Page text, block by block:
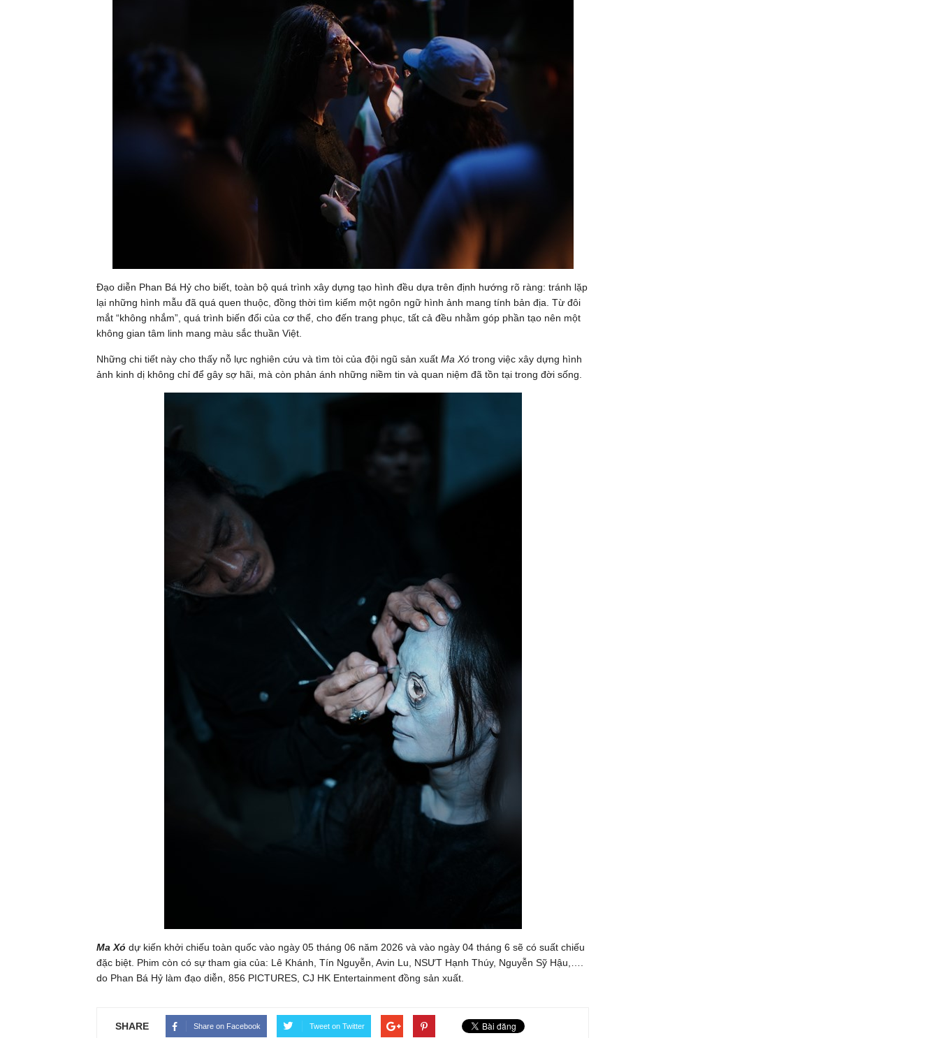
Đạo diễn Phan Bá Hỷ cho biết, toàn bộ quá trình xây dựng tạo hình đều dựa trên định hướng rõ ràng: tránh lặp
lại những hình mẫu đã quá quen thuộc, đồng thời tìm kiếm một ngôn ngữ hình ảnh mang tính bản địa. Từ đôi
mắt “không nhắm”, quá trình biến đổi của cơ thể, cho đến trang phục, tất cả đều nhằm góp phần tạo nên một
không gian tâm linh mang màu sắc thuần Việt.
Những chi tiết này cho thấy nỗ lực nghiên cứu và tìm tòi của đội ngũ sản xuất Ma Xó trong việc xây dựng hình
ảnh kinh dị không chỉ để gây sợ hãi, mà còn phản ánh những niềm tin và quan niệm đã tồn tại trong đời sống.
Ma Xó dự kiến khởi chiếu toàn quốc vào ngày 05 tháng 06 năm 2026 và vào ngày 04 tháng 6 sẽ có suất chiếu
đặc biệt. Phim còn có sự tham gia của: Lê Khánh, Tín Nguyễn, Avin Lu, NSƯT Hạnh Thúy, Nguyễn Sỹ Hậu,….
do Phan Bá Hỷ làm đạo diễn, 856 PICTURES, CJ HK Entertainment đồng sản xuất.
SHARE Share on Facebook Tweet on Twitter